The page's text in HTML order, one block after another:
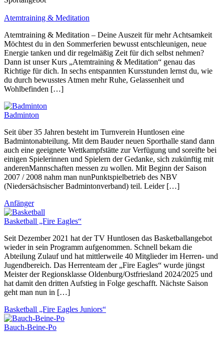
Atemtraining & Meditation
Atemtraining & Meditation – Deine Auszeit für mehr Achtsamkeit
Möchtest du in den Sommerferien bewusst entschleunigen, neue
Energie tanken und dir regelmäßig Zeit für dich selbst nehmen?
Dann ist unser Kurs „Atemtraining & Meditation“ genau das
Richtige für dich. In sechs entspannten Kursstunden lernst du, wie
du durch bewusstes Atmen mehr Ruhe, Gelassenheit und
Wohlbefinden […]
Badminton
Seit über 35 Jahren besteht im Turnverein Huntlosen eine
Badmintonabteilung. Mit dem Bauder neuen Sporthalle stand dann
auch eine geeignete Wettkampfstätte zur Verfügung und soreifte bei
einigen Spielerinnen und Spielern der Gedanke, sich zukünftig mit
anderenMannschaften messen zu wollen. Mit Beginn der Saison
2007 / 2008 nahm man nunPunktspielbetrieb des NBV
(Niedersächsischer Badmintonverband) teil. Leider […]
Anfänger
Basketball „Fire Eagles“
Seit Dezember 2021 hat der TV Huntlosen das Basketballangebot
wieder in sein Programm aufgenommen. Schnell bekam die
Abteilung Zulauf und hat mittlerweile 40 Mitglieder im Herren- und
Jugendbereich. Das Herrenteam der „Fire Eagles“ wurde jüngst
Meister der Regionsklasse Oldenburg/Ostfriesland 2024/2025 und
hat damit den dritten Aufstieg in Folge geschafft. Nächste Saison
geht man nun in […]
Basketball „Fire Eagles Juniors“
Bauch-Beine-Po